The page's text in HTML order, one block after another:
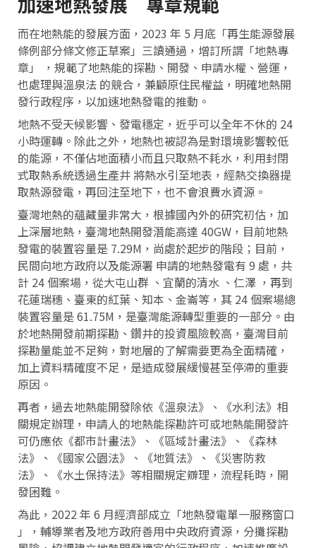
而在地熱能的發展方面，2023 年 5 月底「再生能源發展
條例部分條文修正草案」三讀通過，增訂所謂「地熱專
章」 ，規範了地熱能的探勘、開發、申請水權、營運，
也處理與溫泉法 的競合，兼顧原住民權益，明確地熱開
發行政程序，以加速地熱發電的推動。
地熱不受天候影響、發電穩定，近乎可以全年不休的 24
小時運轉。除此之外，地熱也被認為是對環境影響較低
的能源，不僅佔地面積小而且只取熱不耗水，利用封閉
式取熱系統透過生產井 將熱水引至地表，經熱交換器提
取熱源發電，再回注至地下，也不會浪費水資源。
臺灣地熱的蘊藏量非常大，根據國內外的研究初估，加
上深層地熱，臺灣地熱開發潛能高達 40GW，目前地熱
發電的裝置容量是 7.29M，尚處於起步的階段；目前，
民間向地方政府以及能源署 申請的地熱發電有 9 處，共
計 24 個案場，從大屯山群 、宜蘭的清水 、仁澤 ，再到
花蓮瑞穗、臺東的紅葉、知本、金崙等，其 24 個案場總
裝置容量是 61.75M，是臺灣能源轉型重要的一部分。由
於地熱開發前期探勘、鑽井的投資風險較高，臺灣目前
探勘量能並不足夠，對地層的了解需要更為全面精確，
加上資料精確度不足，是造成發展緩慢甚至停滯的重要
原因。
再者，過去地熱能開發除依《溫泉法》、《水利法》相
關規定辦理，申請人的地熱能探勘許可或地熱能開發許
可仍應依《都市計畫法》、《區域計畫法》、《森林
法》、《國家公園法》、《地質法》、《災害防救
法》、《水土保持法》等相關規定辧理，流程耗時，開
發困難。
為此，2022 年 6 月經濟部成立「地熱發電單一服務窗口
」，輔導業者及地方政府善用中央政府資源，分攤探勘